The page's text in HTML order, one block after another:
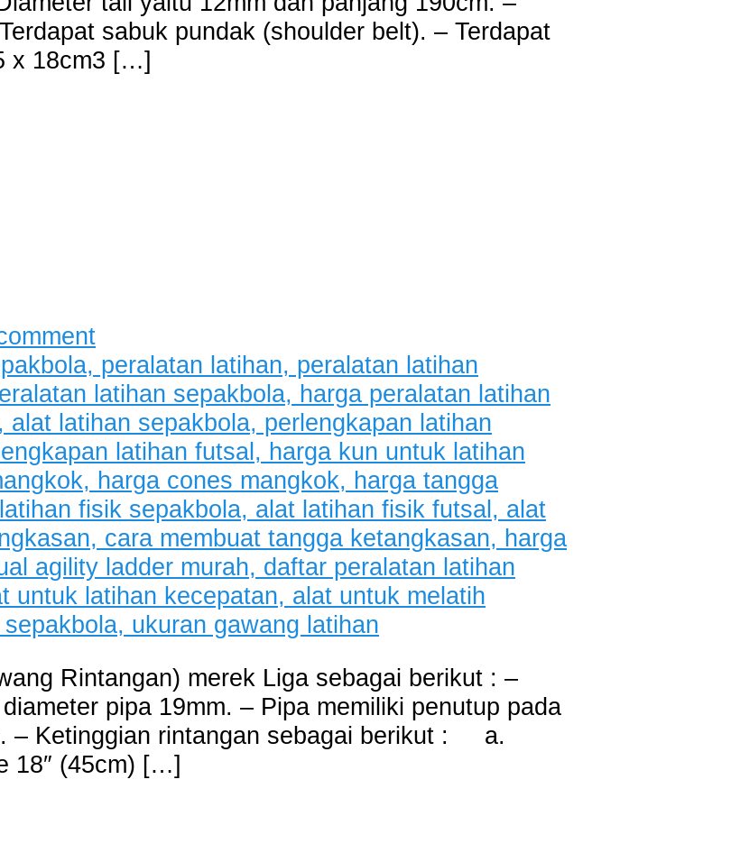
sabuk pundak (shoulder belt). – Terdapat
x 18cm3 […]
Rintangan) merek Liga sebagai berikut : –
pipa 19mm. – Pipa memiliki penutup pada
– Ketinggian rintangan sebagai berikut : a.
18″ (45cm) […]